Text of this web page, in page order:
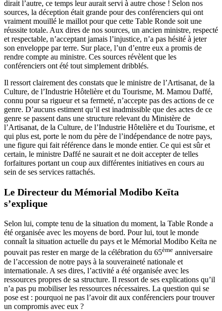
dirait l’autre, ce temps leur aurait servi à autre chose ! Selon nos
sources, la déception était grande pour des conférenciers qui ont
vraiment mouillé le maillot pour que cette Table Ronde soit une
réussite totale. Aux dires de nos sources, un ancien ministre, respecté
et respectable, n’acceptant jamais l’injustice, n’a pas hésité à jeter
son enveloppe par terre. Sur place, l’un d’entre eux a promis de
rendre compte au ministre. Ces sources révèlent que les
conférenciers ont été tout simplement dribblés.
Il ressort clairement des constats que le ministre de l’Artisanat, de la
Culture, de l’Industrie Hôtelière et du Tourisme, M. Mamou Daffé,
connu pour sa rigueur et sa fermeté, n’accepte pas des actions de ce
genre. D’aucuns estiment qu’il est inadmissible que des actes de ce
genre se passent dans une structure relevant du Ministère de
l’Artisanat, de la Culture, de l’Industrie Hôtelière et du Tourisme, et
qui plus est, porte le nom du père de l’indépendance de notre pays,
une figure qui fait référence dans le monde entier. Ce qui est sûr et
certain, le ministre Daffé ne saurait et ne doit accepter de telles
forfaitures portant un coup aux différentes initiatives en cours au
sein de ses services rattachés.
Le Directeur du Mémorial Modibo Keïta
s’explique
Selon lui, compte tenu de la situation du moment, la Table Ronde a
été organisée avec les moyens de bord. Pour lui, tout le monde
connaît la situation actuelle du pays et le Mémorial Modibo Keïta ne
pouvait pas rester en marge de la célébration du 65ème anniversaire
de l’accession de notre pays à la souveraineté nationale et
internationale. A ses dires, l’activité a été organisée avec les
ressources propres de sa structure. Il ressort de ses explications qu’il
n’a pas pu mobiliser les ressources nécessaires. La question qui se
pose est : pourquoi ne pas l’avoir dit aux conférenciers pour trouver
un compromis avec eux ?